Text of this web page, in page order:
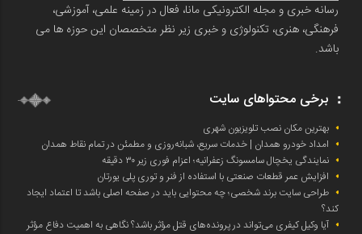
رسانه خبری و مجله الکترونیکی مانا، فعال در زمینه علمی، آموزشی،
فرهنگی، هنری، تکنولوژی و خبری زیر نظر متخصصان این حوزه ها می
باشد.
برخی محتواهای سایت
بهترین مکان نصب تلویزیون شهری
امداد خودرو همدان | خدمات سریع، شبانه‌روزی و مطمئن در تمام نقاط همدان
نمایندگی یخچال سامسونگ زعفرانیه؛ اعزام فوری زیر ۳۰ دقیقه
افزایش عمر قطعات صنعتی با استفاده از فنر و توری پلی یورتان
طراحی سایت برند شخصی؛ چه محتوایی باید در صفحه اصلی باشد تا اعتماد ایجاد
کند؟
آیا وکیل کیفری می‌تواند در پرونده‌های قتل مؤثر باشد؟ نگاهی به اهمیت دفاع مؤثر